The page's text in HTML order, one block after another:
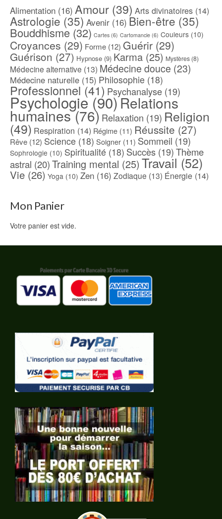
Alimentation (16) Amour (39) Arts divinatoires (14)
Astrologie (35) Avenir (16) Bien-être (35)
Bouddhisme (32) Cartes (6) Cartomancie (6) Couleurs (10)
Croyances (29) Forme (12) Guérir (29)
Guérison (27) Hypnose (9) Karma (25) Mystères (8)
Médecine alternative (13) Médecine douce (23)
Médecine naturelle (15) Philosophie (18)
Professionnel(41) Psychanalyse (19)
Psychologie(90) Relations
humaines(76) Relaxation (19) Religion
(49) Respiration (14) Régime (11) Réussite (27)
Rêve (12) Science (18) Soigner (11) Sommeil (19)
Sophrologie (10) Spiritualité (18) Succès (19)Thème
astral (20)Training mental (25) Travail (52)
Vie (26) Yoga (10) Zen (16) Zodiaque (13) Énergie (14)
Mon Panier
Votre panier est vide.